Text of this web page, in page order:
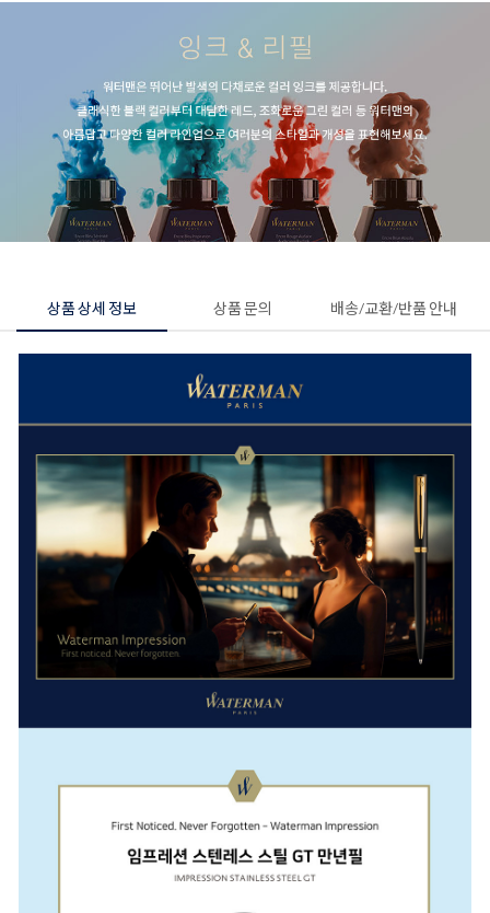
상품 상세 정보 상품 문의 배송/교환/반품 안내